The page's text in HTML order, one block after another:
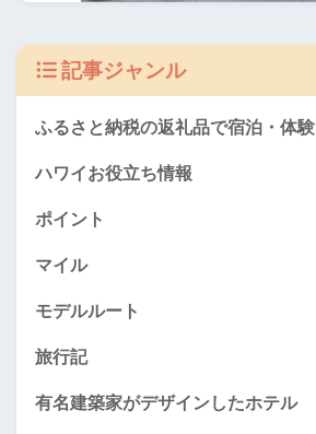
記事ジャンル
ふるさと納税の返礼品で宿泊・体験
ハワイお役立ち情報
ポイント
マイル
モデルルート
旅行記
有名建築家がデザインしたホテル